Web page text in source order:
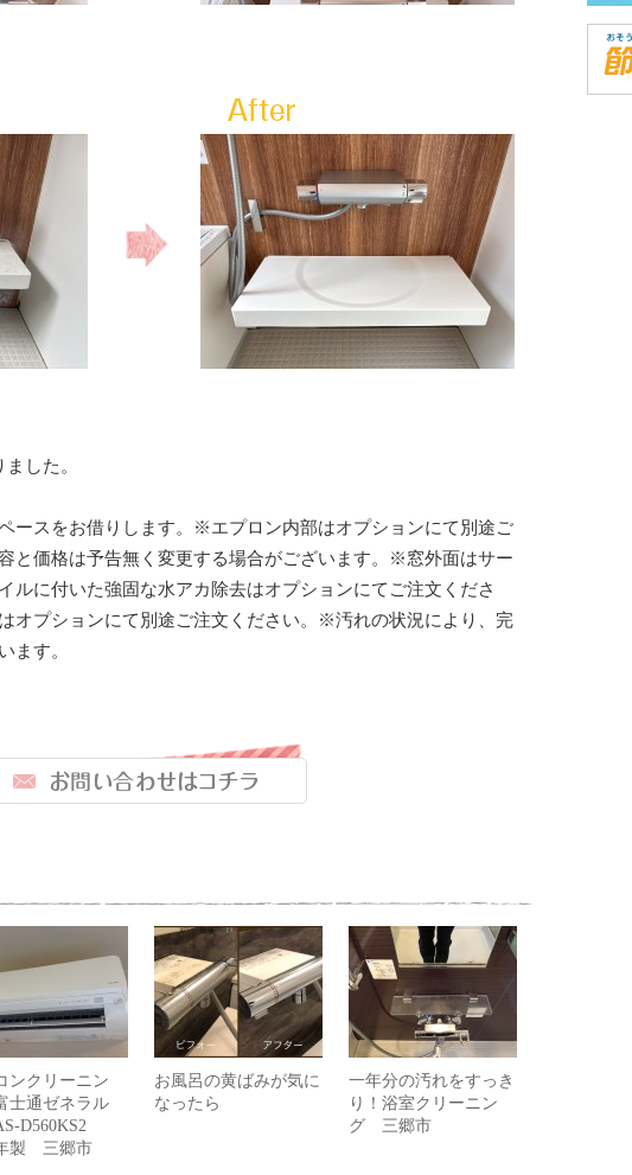
した。
ースをお借りします。※エプロン内部はオプションにて別途ご
と価格は予告無く変更する場合がございます。※窓外面はサー
ルに付いた強固な水アカ除去はオプションにてご注文くださ
オプションにて別途ご注文ください。※汚れの状況により、完
ます。
ンクリーニン
通ゼネラル
D560KS2
製 三郷市
お風呂の黄ばみが気に
なったら
一年分の汚れをすっき
り！浴室クリーニン
グ 三郷市